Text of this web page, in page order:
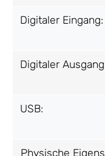
Digitaler Eingang:
Digitaler
USB:
Physische